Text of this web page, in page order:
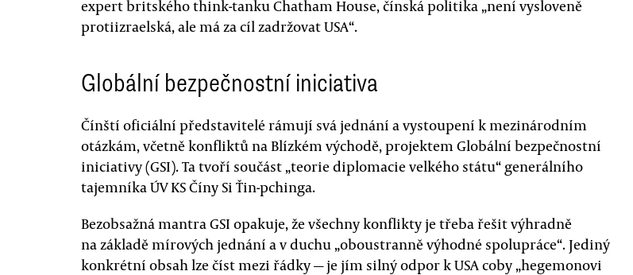
expert britského think-tanku Chatham House, čínská politika „není vysloveně
protiizraelská, ale má za cíl zadržovat USA“.
Globální bezpečnostní iniciativa
Čínští oficiální představitelé rámují svá jednání a vystoupení k mezinárodním
otázkám, včetně konfliktů na Blízkém východě, projektem Globální bezpečnostní
iniciativy (GSI). Ta tvoří součást „teorie diplomacie velkého státu“ generálního
tajemníka ÚV KS Číny Si Ťin-pchinga.
Bezobsažná mantra GSI opakuje, že všechny konflikty je třeba řešit výhradně
na základě mírových jednání a v duchu „oboustranně výhodné spolupráce“. Jediný
konkrétní obsah lze číst mezi řádky — je jím silný odpor k USA coby „hegemonovi